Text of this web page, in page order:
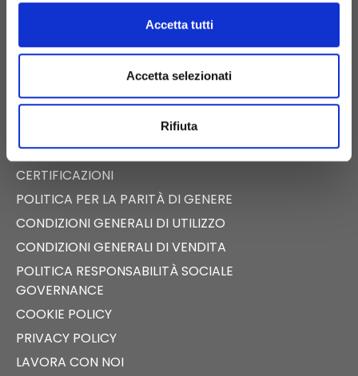
Accetta tutti
Accetta selezionati
Rifiuta
NEWS
FAST NEWS
TECALLIANCE
CERTIFICAZIONI
POLITICA PER LA PARITÀ DI GENERE
CONDIZIONI GENERALI DI UTILIZZO
CONDIZIONI GENERALI DI VENDITA
POLITICA RESPONSABILITÀ SOCIALE
GOVERNANCE
COOKIE POLICY
PRIVACY POLICY
LAVORA CON NOI